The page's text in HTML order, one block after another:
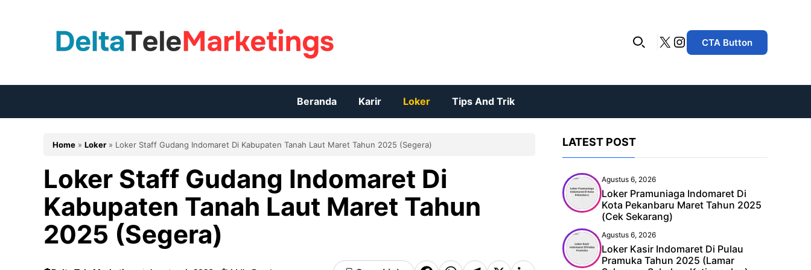
X Instagram
CTA Button
Beranda Karir Loker Tips And Trik
Home » Loker » Loker Staff Gudang Indomaret Di Kabupaten Tanah Laut Maret Tahun 2025 (Segera)
Loker Staff Gudang Indomaret Di
Kabupaten Tanah Laut Maret Tahun
2025 (Segera)
LATEST POST
Agustus 6, 2026
Loker Pramuniaga Indomaret Di
Kota Pekanbaru Maret Tahun 2025
(Cek Sekarang)
Agustus 6, 2026
Loker Kasir Indomaret Di Pulau
Pramuka Tahun 2025 (Lamar